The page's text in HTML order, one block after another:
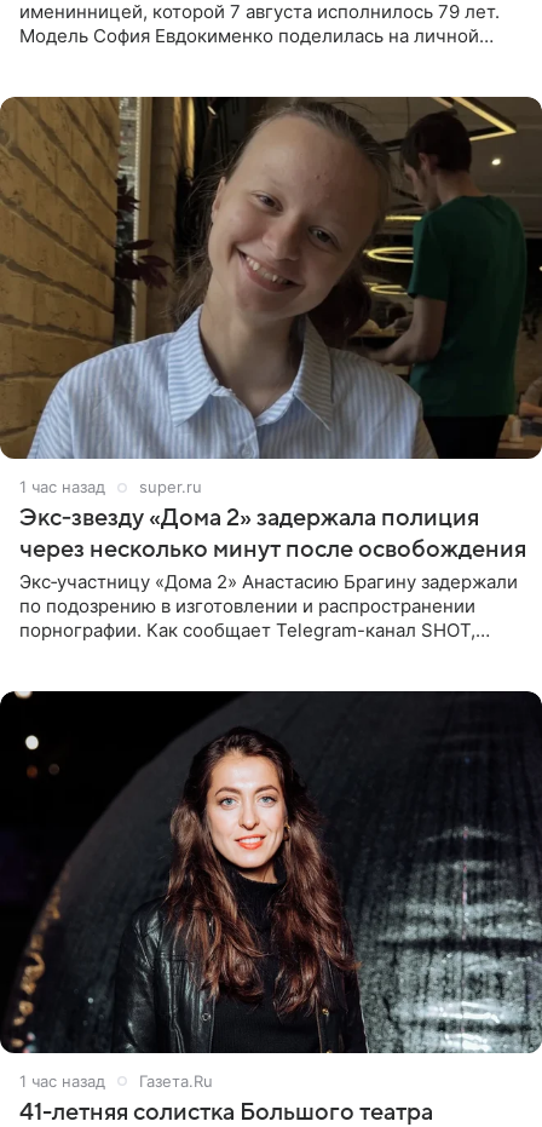
именинницей, которой 7 августа исполнилось 79 лет.
Модель София Евдокименко поделилась на личной
1 час назад super.ru
Экс‑звезду «Дома 2» задержала полиция
через несколько минут после освобождения
Экс‑участницу «Дома 2» Анастасию Брагину задержали
по подозрению в изготовлении и распространении
порнографии. Как сообщает Telegram-канал SHOT,
1 час назад Газета.Ru
41-летняя солистка Большого театра